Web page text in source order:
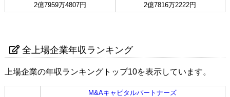
2億7959万4807円
2億7816万2222円
全上場企業年収ランキング
上場企業の年収ランキングトップ10を表示しています。
M&Aキャピタルパートナーズ